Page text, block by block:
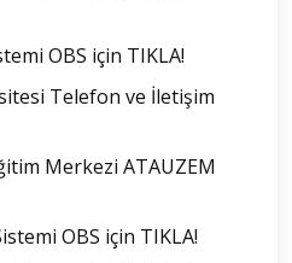
OBS için TIKLA!
Telefon ve İletişim
Merkezi ATAUZEM
OBS için TIKLA!